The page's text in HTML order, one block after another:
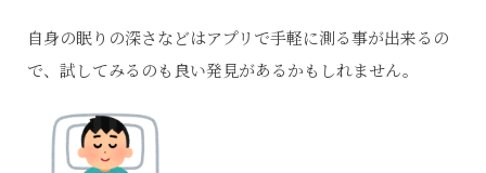
自身の眠りの深さなどはアプリで手軽に測る事が出来るの
で、試してみるのも良い発見があるかもしれません。